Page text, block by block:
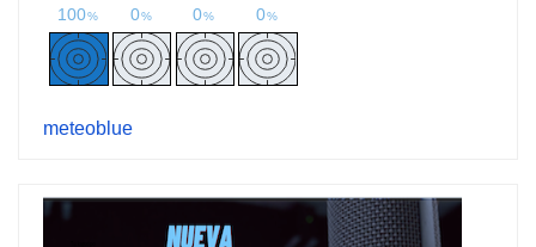
meteoblue